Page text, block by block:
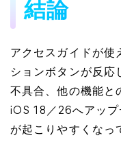
結論
アクセスガイドが使
ションボタンが反応
不具合、他の機能と
iOS 18／26へアッ
が起こりやすくなっ